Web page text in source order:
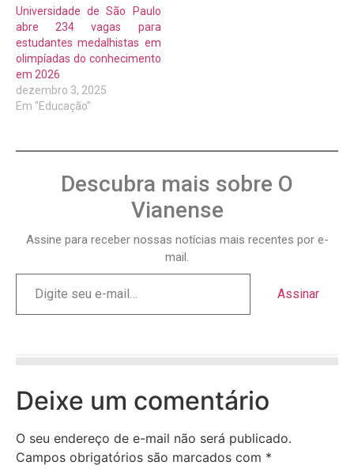
Universidade de São Paulo
abre 234 vagas para
estudantes medalhistas em
olimpíadas do conhecimento
em 2026
dezembro 3, 2025
Em "Educação"
Descubra mais sobre O
Vianense
Assine para receber nossas notícias mais recentes por e-
mail.
Assinar
Deixe um comentário
O seu endereço de e-mail não será publicado.
Campos obrigatórios são marcados com *